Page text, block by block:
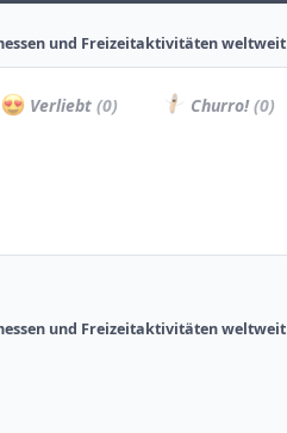
und Freizeitaktivitäten weltweit
Verliebt(0) Churro!(0)
und Freizeitaktivitäten weltweit